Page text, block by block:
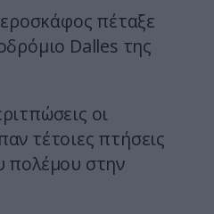
πέταξε
Dalles της
οι
τέτοιες πτήσεις
πολέμου στην